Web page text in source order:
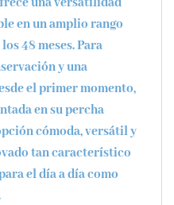
en un amplio rango
48 meses. Para
y una
el primer momento,
en su percha
cómoda, versátil y
tan característico
el día a día como